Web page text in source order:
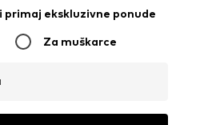
primaj ekskluzivne ponude
Za muškarce